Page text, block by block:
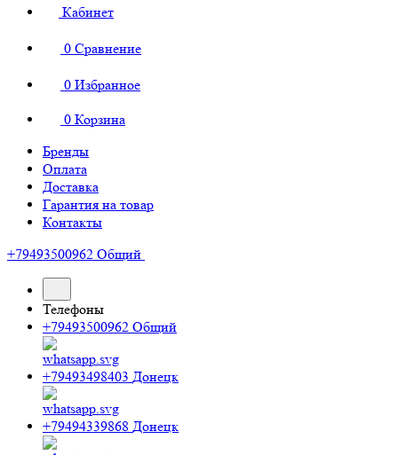
Кабинет
0 Сравнение
0 Избранное
0 Корзина
Бренды
Оплата
Доставка
Гарантия на товар
Контакты
+79493500962 Общий
Телефоны
+79493500962 Общий
+79493498403 Донецк
+79494339868 Донецк